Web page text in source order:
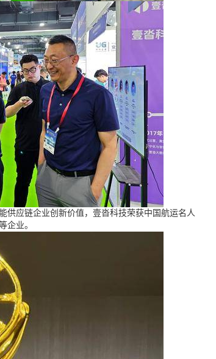
供应链企业创新价值，壹沓科技荣获中国航运名人
企业。